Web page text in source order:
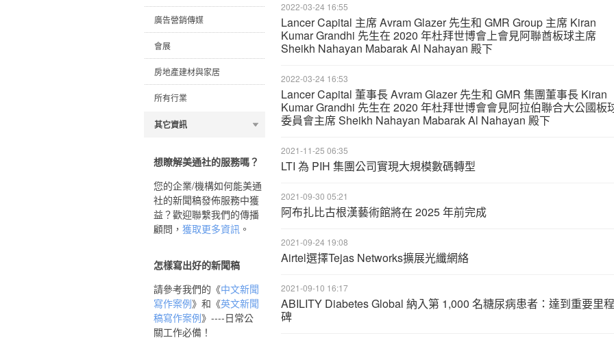
廣告營銷傳媒
會展
房地產建材與家居
所有行業
其它資訊
想瞭解美通社的服務嗎？
您的企業/機構如何能美通
社的新聞稿發佈服務中獲
益？歡迎聯繫我們的傳播
顧問， 獲取更多資訊。
怎樣寫出好的新聞稿
請參考我們的《中文新聞
寫作案例》和《英文新聞
稿寫作案例》----日常公
關工作必備！
2022-03-24 16:55
Lancer Capital 主席 Avram Glazer 先生和 GMR Group 主席 Kiran
Kumar Grandhi 先生在 2020 年杜拜世博會上會見阿聯酋板球主席
Sheikh Nahayan Mabarak Al Nahayan 殿下
2022-03-24 16:53
Lancer Capital 董事長 Avram Glazer 先生和 GMR 集團董事長 Kiran
Kumar Grandhi 先生在 2020 年杜拜世博會會見阿拉伯聯合大公國板
委員會主席 Sheikh Nahayan Mabarak Al Nahayan 殿下
2021-11-25 06:35
LTI 為 PIH 集團公司實現大規模數碼轉型
2021-09-30 05:21
阿布扎比古根漢藝術館將在 2025 年前完成
2021-09-24 19:08
Airtel選擇Tejas Networks擴展光纖網絡
2021-09-10 16:17
ABILITY Diabetes Global 納入第 1,000 名糖尿病患者：達到重要里程
碑